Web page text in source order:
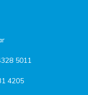
5011
4205